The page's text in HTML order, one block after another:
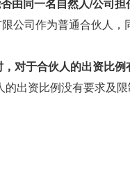
公司作为普通合伙人，
对于合伙人的出资比例
出资比例没有要求及